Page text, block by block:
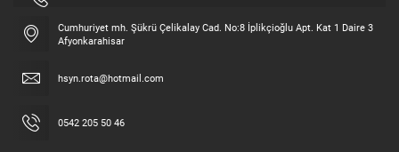
Cumhuriyet mh. Şükrü Çelikalay Cad. No:8 İplikçioğlu Apt. Kat 1 Daire 3
Afyonkarahisar
hsyn.rota@hotmail.com
0542 205 50 46